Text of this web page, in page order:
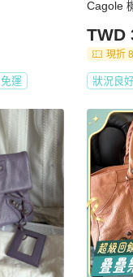
免運
Cagole
TWD
現折
狀況良